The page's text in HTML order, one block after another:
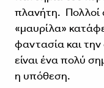
πλανήτη. Πολλοί
«μαυρίλα»
φαντασία και την
είναι ένα πολύ
η υπόθεση.